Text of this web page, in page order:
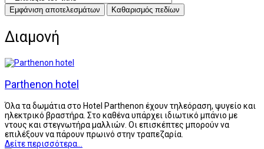
Διαμονή
Parthenon hotel
Όλα τα δωμάτια στο Hotel Parthenon έχουν τηλεόραση, ψυγείο και
ηλεκτρικό βραστήρα. Στο καθένα υπάρχει ιδιωτικό μπάνιο με
ντους και στεγνωτήρα μαλλιών. Οι επισκέπτες μπορούν να
επιλέξουν να πάρουν πρωινό στην τραπεζαρία.
Δείτε περισσότερα...